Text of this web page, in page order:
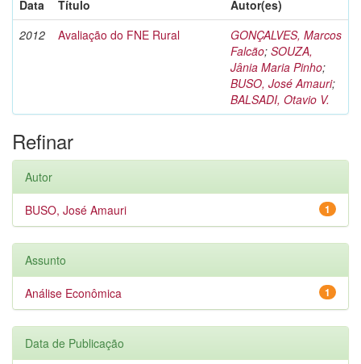
Data
Título
Autor(es)
2012
Avaliação do FNE Rural
GONÇALVES, Marcos
Falcão; SOUZA,
Jânia Maria Pinho;
BUSO, José Amauri;
BALSADI, Otavio V.
Refinar
Autor
1
BUSO, José Amauri
Assunto
1
Análise Econômica
Data de Publicação